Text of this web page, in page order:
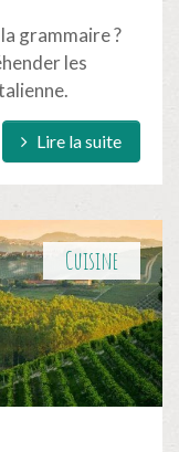
grammaire ?
les
Lire la suite
Cuisine